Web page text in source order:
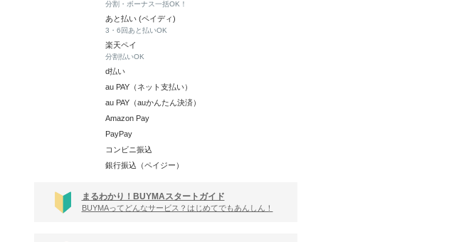
分割・ボーナス一括OK！
あと払い (ペイディ)
3・6回あと払いOK
楽天ペイ
分割払いOK
d払い
au PAY（ネット支払い）
au PAY（auかんたん決済）
Amazon Pay
PayPay
コンビニ振込
銀行振込（ペイジー）
まるわかり！BUYMAスタートガイド
BUYMAってどんなサービス？はじめてでもあんしん！